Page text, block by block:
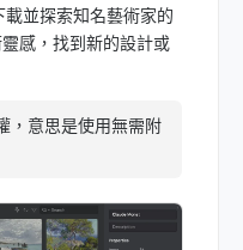
並探索知名藝術家的
感，找到新的設計或
，意思是使用無需附